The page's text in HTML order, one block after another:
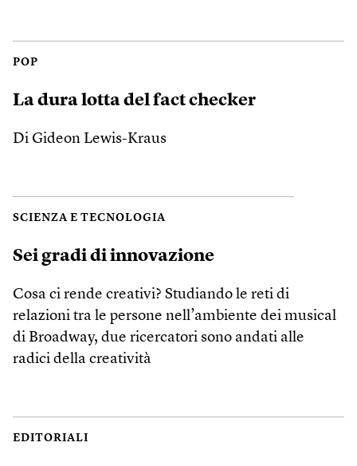
POP
La dura lotta del fact checker
Di Gideon Lewis-Kraus
SCIENZA E TECNOLOGIA
Sei gradi di innovazione
Cosa ci rende creativi? Studiando le reti di
relazioni tra le persone nell’ambiente dei musical
di Broadway, due ricercatori sono andati alle
radici della creatività
EDITORIALI